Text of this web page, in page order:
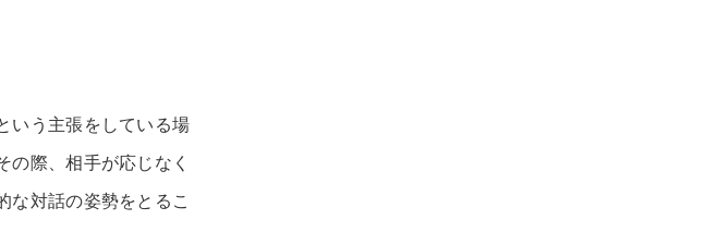
いう主張をしている場
の際、相手が応じなく
な対話の姿勢をとるこ